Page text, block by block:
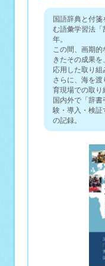
国語辞典と付
む語彙学習法
年。
この間、画期
きたその成果
応用した取り組
さらに、海を
育現場での取り
国内外で「辞
験・導入・検証
の記録。